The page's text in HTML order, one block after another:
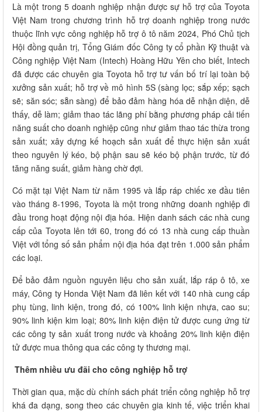
Là một trong 5 doanh nghiệp nhận được sự hỗ trợ của Toyota
Việt Nam trong chương trình hỗ trợ doanh nghiệp trong nước
thuộc lĩnh vực công nghiệp hỗ trợ ô tô năm 2024, Phó Chủ tịch
Hội đồng quản trị, Tổng Giám đốc Công ty cổ phần Kỹ thuật và
Công nghiệp Việt Nam (Intech) Hoàng Hữu Yên cho biết, Intech
đã được các chuyên gia Toyota hỗ trợ tư vấn bố trí lại toàn bộ
xưởng sản xuất; hỗ trợ về mô hình 5S (sàng lọc; sắp xếp; sạch
sẽ; săn sóc; sẵn sàng) để bảo đảm hàng hóa dễ nhận diện, dễ
thấy, dễ làm; giảm thao tác lãng phí bằng phương pháp cải tiến
năng suất cho doanh nghiệp cũng như giảm thao tác thừa trong
sản xuất; xây dựng kế hoạch sản xuất để thực hiện sản xuất
theo nguyên lý kéo, bộ phận sau sẽ kéo bộ phận trước, từ đó
tăng năng suất, giảm hàng chờ đợi.
Có mặt tại Việt Nam từ năm 1995 và lắp ráp chiếc xe đầu tiên
vào tháng 8-1996, Toyota là một trong những doanh nghiệp đi
đầu trong hoạt động nội địa hóa. Hiện danh sách các nhà cung
cấp của Toyota lên tới 60, trong đó có 13 nhà cung cấp thuần
Việt với tổng số sản phẩm nội địa hóa đạt trên 1.000 sản phẩm
các loại.
Để bảo đảm nguồn nguyên liệu cho sản xuất, lắp ráp ô tô, xe
máy, Công ty Honda Việt Nam đã liên kết với 140 nhà cung cấp
phụ tùng, linh kiện, trong đó, có 100% linh kiện nhựa, cao su;
90% linh kiện kim loại; 80% linh kiện điện tử được cung ứng từ
các công ty sản xuất trong nước và khoảng 20% linh kiện điện
tử được mua thông qua các công ty thương mại.
Thêm nhiều ưu đãi cho công nghiệp hỗ trợ
Thời gian qua, mặc dù chính sách phát triển công nghiệp hỗ trợ
khá đa dạng, song theo các chuyên gia kinh tế, việc triển khai